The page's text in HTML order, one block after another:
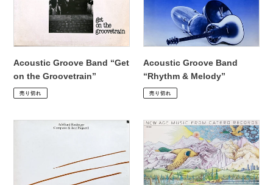
Groovetrain”
Acoustic Groove Band “Get
on the Groovetrain”
通
常
¥2,200
売り切れ
Melody”
Acoustic Groove Band
“Rhythm & Melody”
通
常
格
¥2,420
売り切れ
Air
Craft
“So
Near,
So